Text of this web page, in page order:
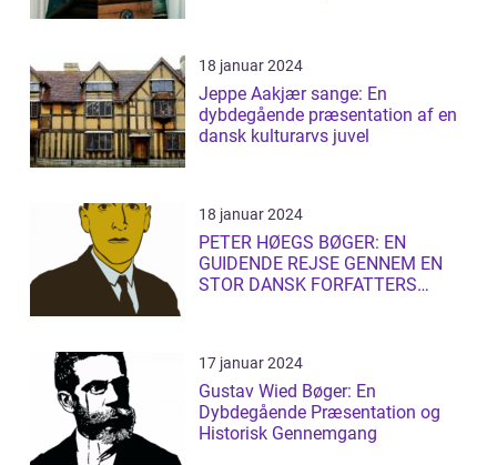
18 januar 2024
Jeppe Aakjær sange: En
dybdegående præsentation af en
dansk kulturarvs juvel
18 januar 2024
PETER HØEGS BØGER: EN
GUIDENDE REJSE GENNEM EN
STOR DANSK FORFATTERS
17 januar 2024
Gustav Wied Bøger: En
Dybdegående Præsentation og
Historisk Gennemgang